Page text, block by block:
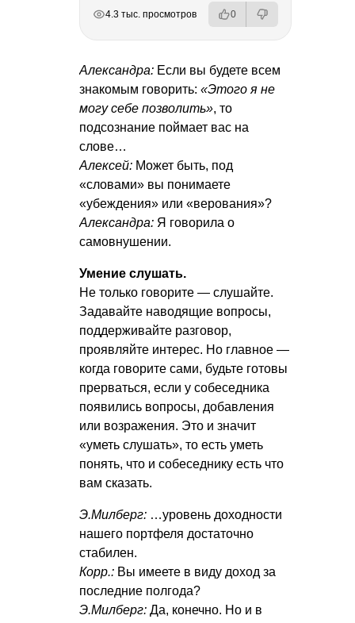
4.3 тыс. просмотров 0
Александра: Если вы будете всем
знакомым говорить: «Этого я не
могу себе позволить», то
подсознание поймает вас на
слове…
Алексей: Может быть, под
«словами» вы понимаете
«убеждения» или «верования»?
Александра: Я говорила о
самовнушении.
Умение слушать.
Не только говорите — слушайте.
Задавайте наводящие вопросы,
поддерживайте разговор,
проявляйте интерес. Но главное —
когда говорите сами, будьте готовы
прерваться, если у собеседника
появились вопросы, добавления
или возражения. Это и значит
«уметь слушать», то есть уметь
понять, что и собеседнику есть что
вам сказать.
Э.Милберг: …уровень доходности
нашего портфеля достаточно
стабилен.
Корр.: Вы имеете в виду доход за
последние полгода?
Э.Милберг: Да, конечно. Но и в